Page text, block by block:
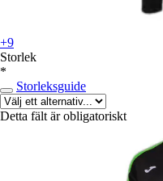
+9
Storlek
*
Storleksguide
Detta fält är obligatoriskt